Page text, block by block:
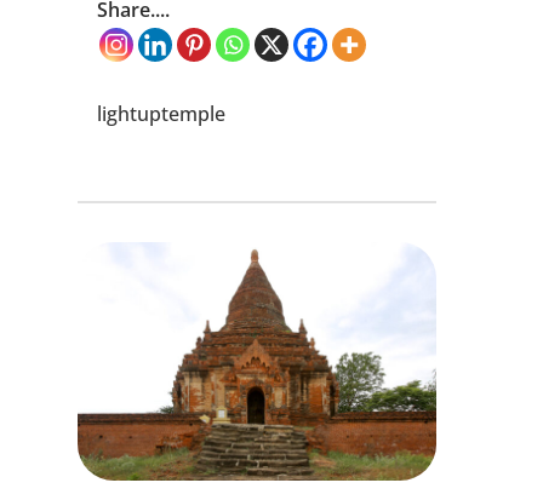
Share....
lightuptemple